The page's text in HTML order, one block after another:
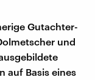
Gutachter-
und
auf Basis eines